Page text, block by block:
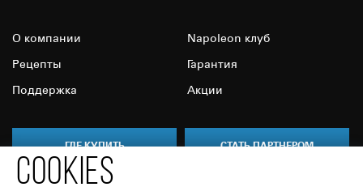
О компании Napoleon клуб
Рецепты Гарантия
Поддержка Акции
ГДЕ КУПИТЬ СТАТЬ ПАРТНЕРОМ
COOKIES